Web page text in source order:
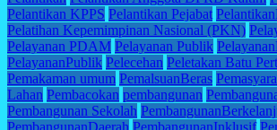
Pelantikan KPPS Pelantikan Pejabat
Pelatihan Kepemimpinan Nasional (PKN)
Pelayanan PDAM Pelayanan Publik
PelayananPublik Pelecehan Peletakan Batu
Pemakaman umum PemalsuanBeras
Lahan Pembacokan pembangunan
Pembangunan Sekolah
PembangunanDaerah PembangunanInklusif